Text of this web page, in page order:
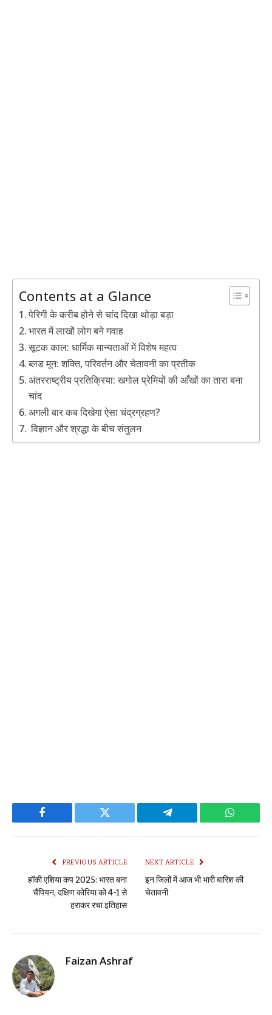
Contents at a Glance
पेरिगी के करीब होने से चांद दिखा थोड़ा बड़ा
भारत में लाखों लोग बने गवाह
सूटक काल: धार्मिक मान्यताओं में विशेष महत्व
ब्लड मून: शक्ति, परिवर्तन और चेतावनी का प्रतीक
अंतरराष्ट्रीय प्रतिक्रिया: खगोल प्रेमियों की आँखों का तारा बना
चांद
अगली बार कब दिखेगा ऐसा चंद्रग्रहण?
विज्ञान और श्रद्धा के बीच संतुलन
Facebook Twitter Telegram
PREVIOUS ARTICLE
हॉकी एशिया कप 2025: भारत बना
चैंपियन, दक्षिण कोरिया को 4-1 से
हराकर रचा इतिहास
NEXT ARTICLE
इन जिलों में आज भी भारी बारिश की
चेतावनी
Faizan Ashraf